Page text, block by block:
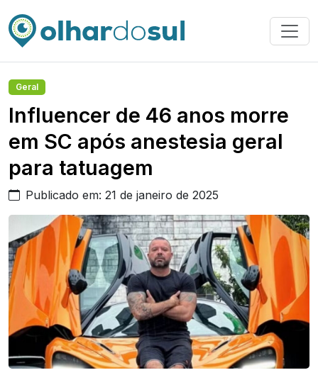
Geral
Influencer de 46 anos morre
em SC após anestesia geral
para tatuagem
Publicado em: 21 de janeiro de 2025